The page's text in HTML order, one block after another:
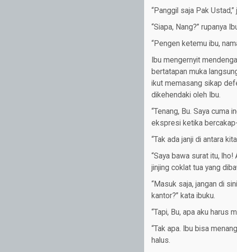
“Panggil saja Pak
“Siapa, Nang?” rupanya
“Pengen ketemu ibu,
Ibu mengernyit
bertatapan muka
ikut memasang sikap
dikehendaki oleh Ibu.
“Tenang, Bu. Saya cuma
ekspresi ketika
“Tak ada janji di antara
“Saya bawa surat itu,
jinjing coklat tua yang
“Masuk saja, jangan di
kantor?” kata ibuku.
“Tapi, Bu, apa aku harus
“Tak apa. Ibu bisa
halus.